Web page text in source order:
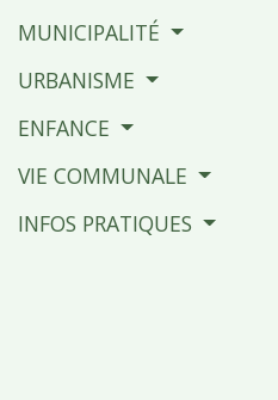
MUNICIPALITÉ
URBANISME
ENFANCE
VIE COMMUNALE
INFOS PRATIQUES